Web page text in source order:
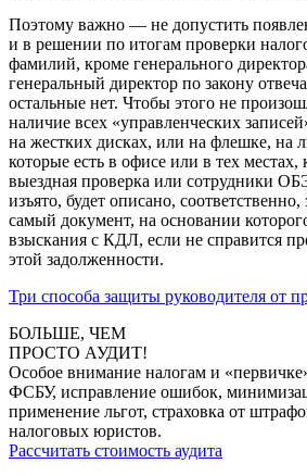
Поэтому важно — не допустить
и в решении по итогам проверки
фамилий, кроме генерального
генеральный директор по закону
остальные нет. Чтобы этого не
наличие всех «управленческих
на жестких дисках, или на флешке, на
которые есть в офисе или в тех
выездная проверка или сотрудники
изъято, будет описано, соответственно,
самый документ, на основании
взыскания с КДЛ, если не справится
этой задолженности.
Три способа защиты руководителя от
БОЛЬШЕ, ЧЕМ
ПРОСТО АУДИТ!
Особое внимание налогам и
ФСБУ, исправление ошибок,
применение льгот, страховка от
налоговых юристов.
Рассчитать стоимость аудита